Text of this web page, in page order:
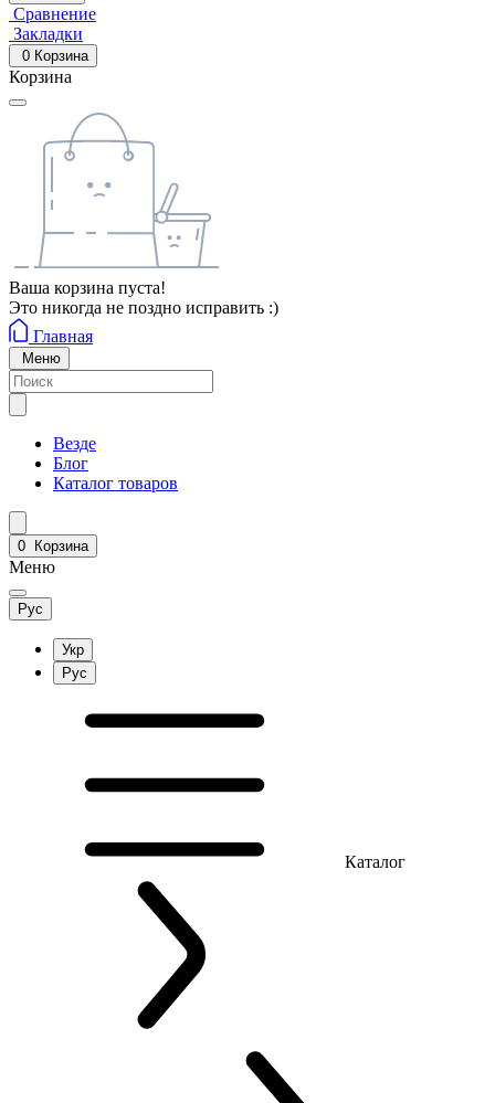
Сравнение
Закладки
0 Корзина
Корзина
Ваша корзина пуста!
Это никогда не поздно исправить :)
Главная
Меню
Везде
Блог
Каталог товаров
0 Корзина
Меню
Рус
Укр
Рус
Каталог